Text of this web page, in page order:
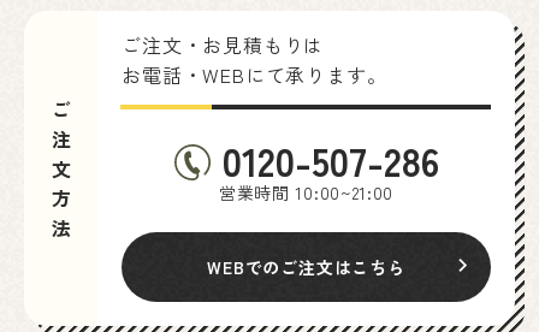
ご注文方法
ご注文・お見積もりは
お電話・WEBにて承ります。
0120-507-286
営業時間 10:00~21:00
WEBでのご注文はこちら